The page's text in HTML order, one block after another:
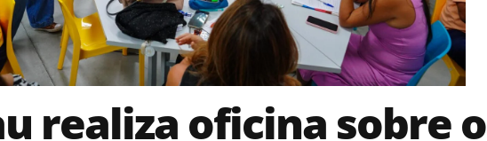
realiza oficina sobre o